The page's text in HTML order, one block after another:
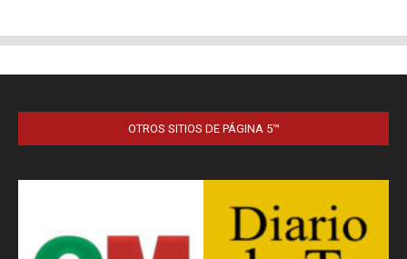
OTROS SITIOS DE PÁGINA 5™